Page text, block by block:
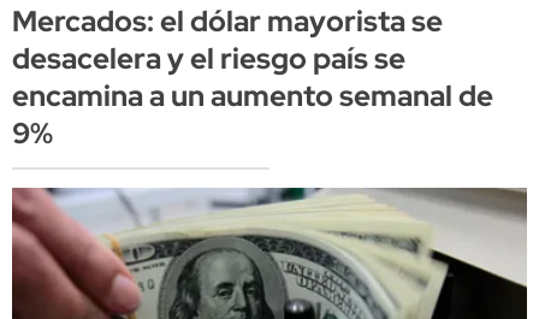
Mercados: el dólar mayorista se
desacelera y el riesgo país se
encamina a un aumento semanal de
9%